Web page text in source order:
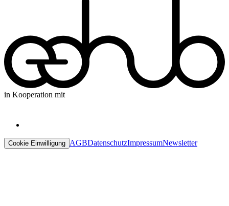
in Kooperation mit
Cookie Einwilligung AGBDatenschutzImpressumNewsletter